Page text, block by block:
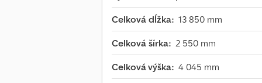
Celková dĺžka: 13 850 mm
Celková šírka: 2 550 mm
Celková výška: 4 045 mm